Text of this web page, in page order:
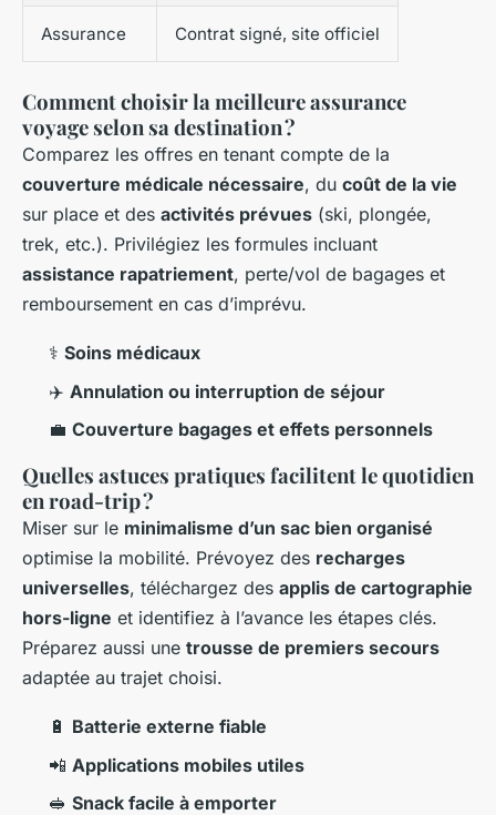
Assurance Contrat signé, site officiel
Comment choisir la meilleure assurance
voyage selon sa destination ?
Comparez les offres en tenant compte de la
couverture médicale nécessaire, du coût de la vie
sur place et des activités prévues (ski, plongée,
trek, etc.). Privilégiez les formules incluant
assistance rapatriement, perte/vol de bagages et
remboursement en cas d’imprévu.
⚕️ Soins médicaux
✈️ Annulation ou interruption de séjour
💼 Couverture bagages et effets personnels
Quelles astuces pratiques facilitent le quotidien
en road-trip ?
Miser sur le minimalisme d’un sac bien organisé
optimise la mobilité. Prévoyez des recharges
universelles, téléchargez des applis de cartographie
hors-ligne et identifiez à l’avance les étapes clés.
Préparez aussi une trousse de premiers secours
adaptée au trajet choisi.
🔋 Batterie externe fiable
📲 Applications mobiles utiles
🥪 Snack facile à emporter